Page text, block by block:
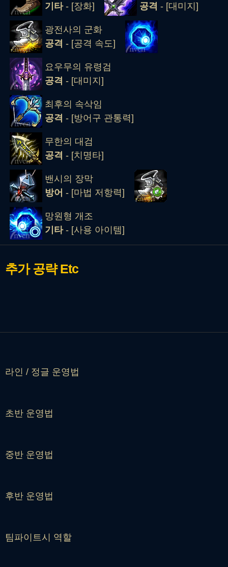
기타- [장화]
공격 - [대미지]
광전사의 군화
공격 - [공격 속도]
요우무의 유령검
공격 - [대미지]
최후의 속삭임
공격 - [방어구 관통력]
무한의 대검
공격 - [치명타]
밴시의 장막
방어 - [마법 저항력]
망원형 개조
기타- [사용 아이템]
추가 공략Etc
라인 / 정글 운영법
초반 운영법
중반 운영법
후반 운영법
팀파이트시 역할